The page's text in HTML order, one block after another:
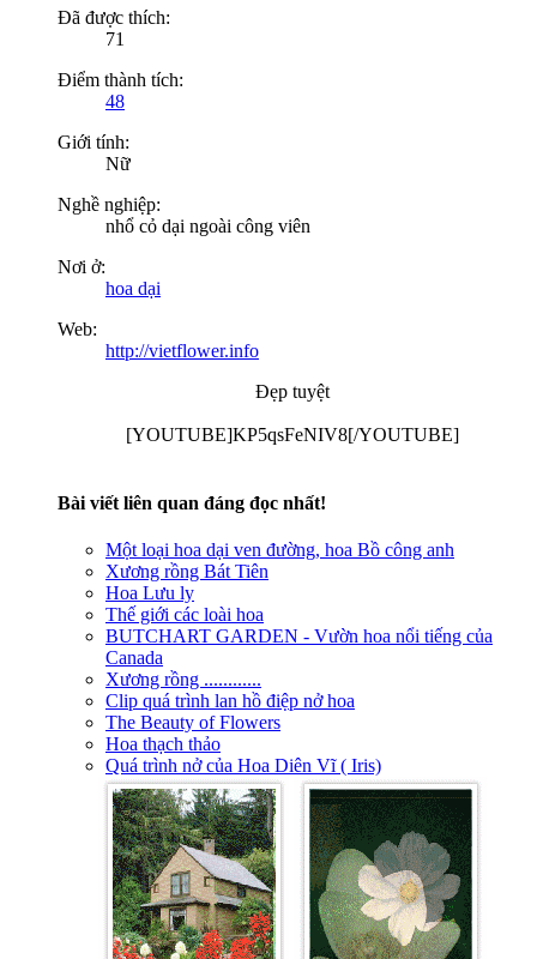
Đã được thích:
71
Điểm thành tích:
48
Giới tính:
Nữ
Nghề nghiệp:
nhổ cỏ dại ngoài công viên
Nơi ở:
hoa dại
Web:
http://vietflower.info
Đẹp tuyệt
[YOUTUBE]KP5qsFeNIV8[/YOUTUBE]​
Bài viết liên quan đáng đọc nhất!
Một loại hoa dại ven đường, hoa Bồ công anh
Xương rồng Bát Tiên
Hoa Lưu ly
Thế giới các loài hoa
BUTCHART GARDEN - Vườn hoa nổi tiếng của
Canada
Xương rồng ............
Clip quá trình lan hồ điệp nở hoa
The Beauty of Flowers
Hoa thạch thảo
Quá trình nở của Hoa Diên Vĩ ( Iris)